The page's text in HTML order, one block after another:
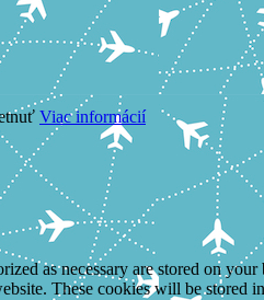
Viac informácií
as necessary are stored on your
These cookies will be stored